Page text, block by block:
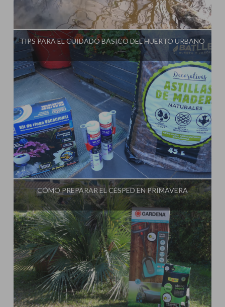
Influencer:
TIPS PARA EL CUIDADO BÁSICO DEL HUERTO URBANO
Influencer:
CÓMO PREPARAR EL CÉSPED EN PRIMAVERA